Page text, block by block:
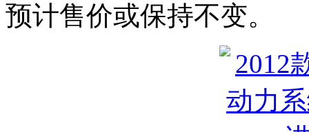
预计售价或保持不变。